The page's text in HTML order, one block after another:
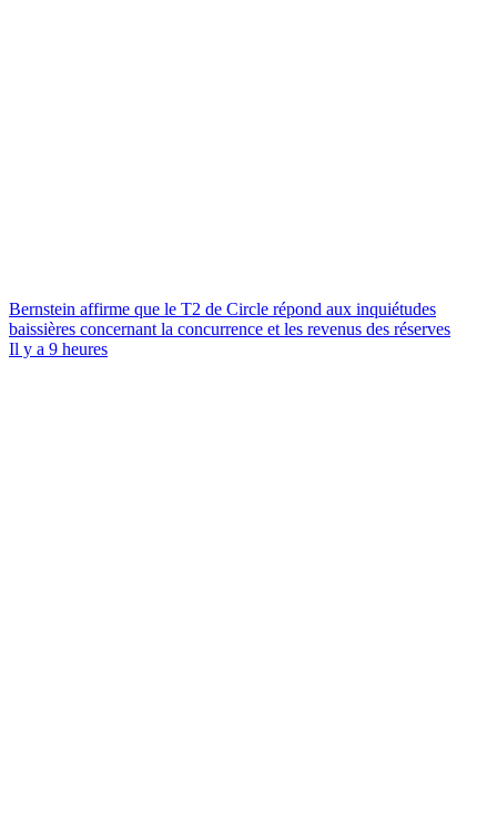
Bernstein affirme que le T2 de Circle répond aux inquiétudes
baissières concernant la concurrence et les revenus des réserves
Il y a 9 heures